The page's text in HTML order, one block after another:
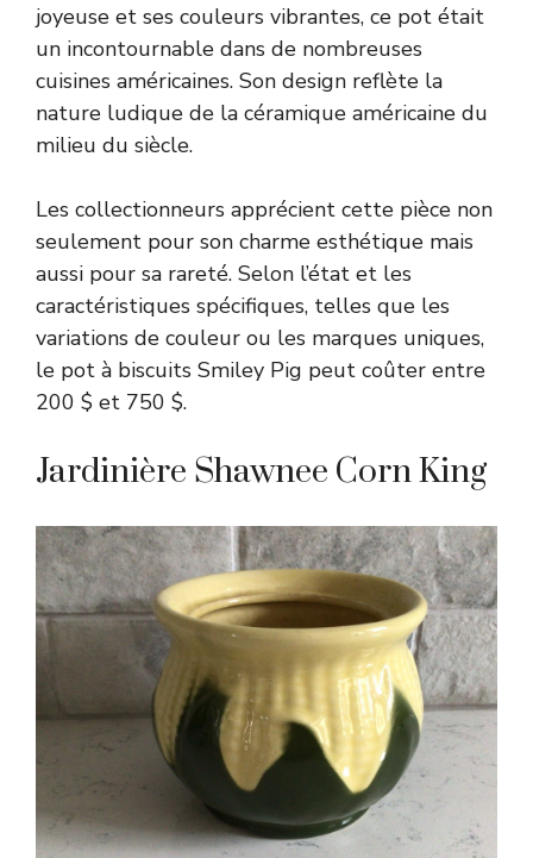
joyeuse et ses couleurs vibrantes, ce pot était
un incontournable dans de nombreuses
cuisines américaines. Son design reflète la
nature ludique de la céramique américaine du
milieu du siècle.
Les collectionneurs apprécient cette pièce non
seulement pour son charme esthétique mais
aussi pour sa rareté. Selon l’état et les
caractéristiques spécifiques, telles que les
variations de couleur ou les marques uniques,
le pot à biscuits Smiley Pig peut coûter entre
200 $ et 750 $.
Jardinière Shawnee Corn King